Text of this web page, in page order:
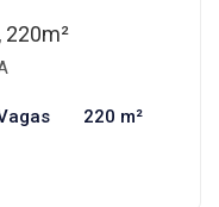
220m²
220 m²